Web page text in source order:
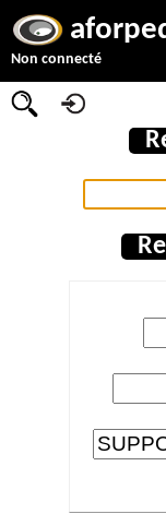
Non connecté